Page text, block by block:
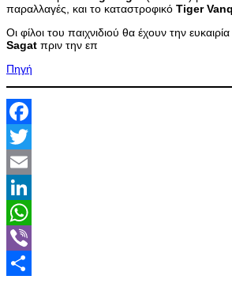
παραλλαγές, και το καταστροφικό Tiger
Οι φίλοι του παιχνιδιού θα έχουν την
Sagat πριν την επ
Πηγή
Facebook
Twitter
Email
LinkedIn
WhatsApp
Viber